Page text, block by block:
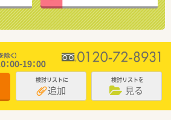
検討リストに
追加
検討リストを
見る